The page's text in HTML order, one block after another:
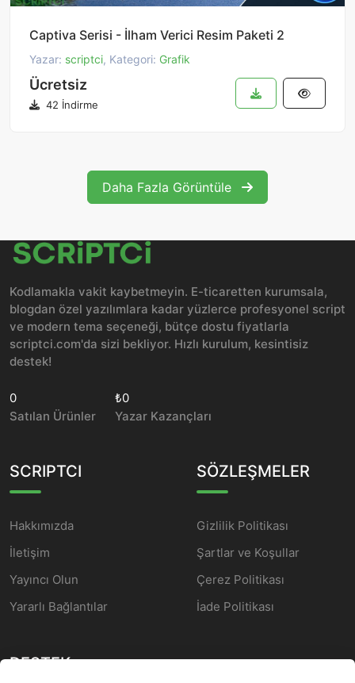
Captiva Serisi - İlham Verici Resim Paketi 2
Yazar: scriptci, Kategori: Grafik
Ücretsiz
42 İndirme
Daha Fazla Görüntüle
Kodlamakla vakit kaybetmeyin. E-ticaretten kurumsala,
blogdan özel yazılımlara kadar yüzlerce profesyonel script
ve modern tema seçeneği, bütçe dostu fiyatlarla
scriptci.com'da sizi bekliyor. Hızlı kurulum, kesintisiz
destek!
0
Satılan Ürünler
₺0
Yazar Kazançları
SCRIPTCI
Hakkımızda
İletişim
Yayıncı Olun
Yararlı Bağlantılar
SÖZLEŞMELER
Gizlilik Politikası
Şartlar ve Koşullar
Çerez Politikası
İade Politikası
DESTEK